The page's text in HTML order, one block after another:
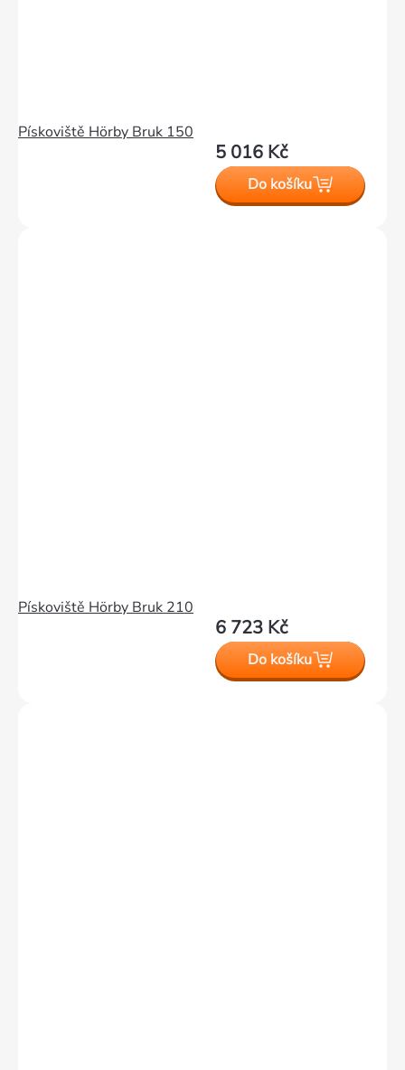
Pískoviště Hörby Bruk 150
5 016 Kč
Do košíku
Pískoviště Hörby Bruk 210
6 723 Kč
Do košíku